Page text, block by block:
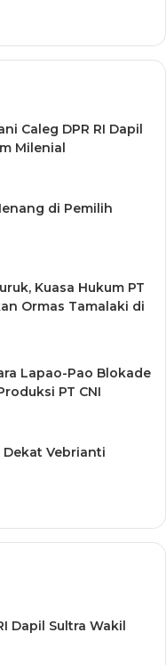
Caleg DPR RI Dapil
Milenial
di Pemilih
Kuasa Hukum PT
Ormas Tamalaki di
Lapao-Pao Blokade
PT CNI
Vebrianti
Dapil Sultra Wakil